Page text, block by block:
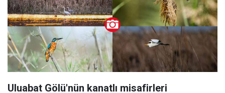
Uluabat Gölü'nün kanatlı misafirleri